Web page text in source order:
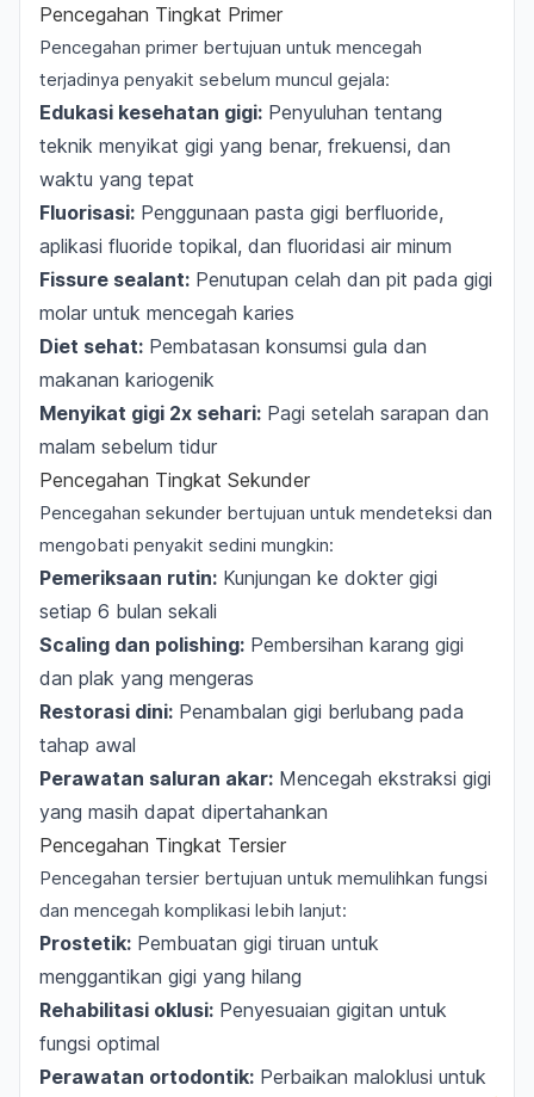
Pencegahan Tingkat Primer
Pencegahan primer bertujuan untuk mencegah
terjadinya penyakit sebelum muncul gejala:
Edukasi kesehatan gigi: Penyuluhan tentang
teknik menyikat gigi yang benar, frekuensi, dan
waktu yang tepat
Fluorisasi: Penggunaan pasta gigi berfluoride,
aplikasi fluoride topikal, dan fluoridasi air minum
Fissure sealant: Penutupan celah dan pit pada gigi
molar untuk mencegah karies
Diet sehat: Pembatasan konsumsi gula dan
makanan kariogenik
Menyikat gigi 2x sehari: Pagi setelah sarapan dan
malam sebelum tidur
Pencegahan Tingkat Sekunder
Pencegahan sekunder bertujuan untuk mendeteksi dan
mengobati penyakit sedini mungkin:
Pemeriksaan rutin: Kunjungan ke dokter gigi
setiap 6 bulan sekali
Scaling dan polishing: Pembersihan karang gigi
dan plak yang mengeras
Restorasi dini: Penambalan gigi berlubang pada
tahap awal
Perawatan saluran akar: Mencegah ekstraksi gigi
yang masih dapat dipertahankan
Pencegahan Tingkat Tersier
Pencegahan tersier bertujuan untuk memulihkan fungsi
dan mencegah komplikasi lebih lanjut:
Prostetik: Pembuatan gigi tiruan untuk
menggantikan gigi yang hilang
Rehabilitasi oklusi: Penyesuaian gigitan untuk
fungsi optimal
Perawatan ortodontik: Perbaikan maloklusi untuk